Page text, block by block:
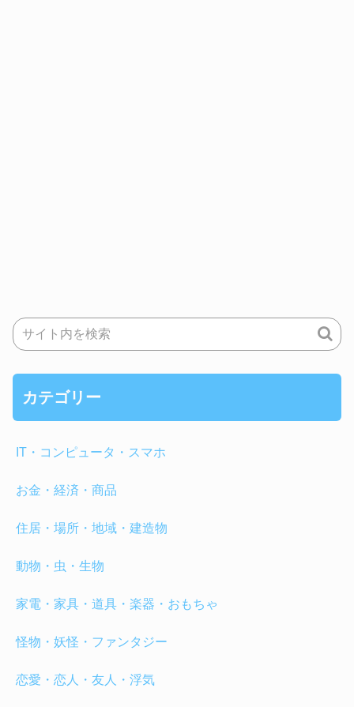
カテゴリー
IT・コンピュータ・スマホ
お金・経済・商品
住居・場所・地域・建造物
動物・虫・生物
家電・家具・道具・楽器・おもちゃ
怪物・妖怪・ファンタジー
恋愛・恋人・友人・浮気